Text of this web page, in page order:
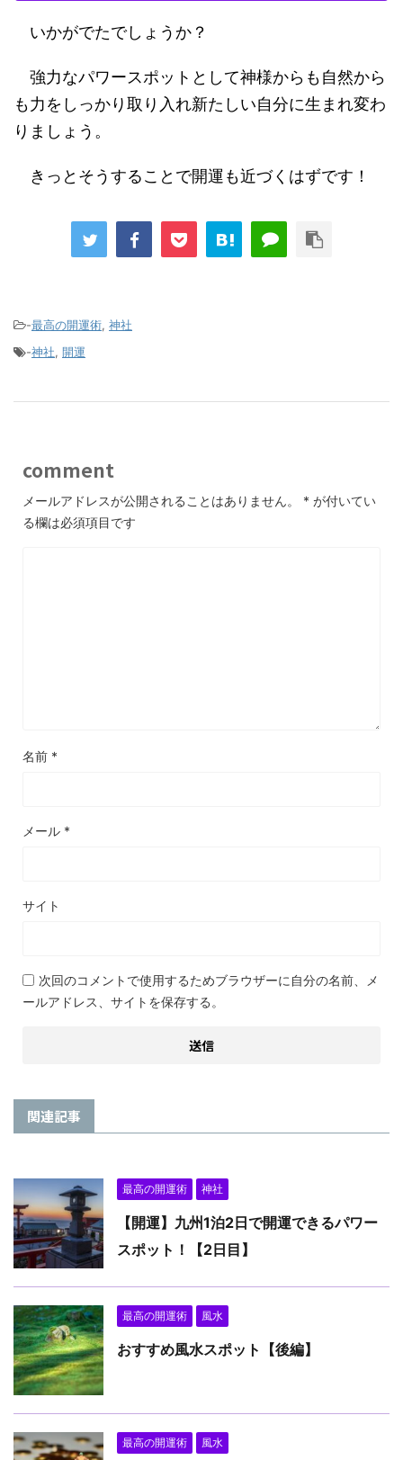
いかがでたでしょうか？
強力なパワースポットとして神様からも自然から
も力をしっかり取り入れ新たしい自分に生まれ変わ
りましょう。
きっとそうすることで開運も近づくはずです！
-最高の開運術, 神社
-神社, 開運
comment
メールアドレスが公開されることはありません。 * が付いてい
る欄は必須項目です
名前 *
メール *
サイト
次回のコメントで使用するためブラウザーに自分の名前、メ
ールアドレス、サイトを保存する。
関連記事
最高の開運術 神社
【開運】九州1泊2日で開運できるパワー
スポット！【2日目】
最高の開運術 風水
おすすめ風水スポット【後編】
最高の開運術 風水